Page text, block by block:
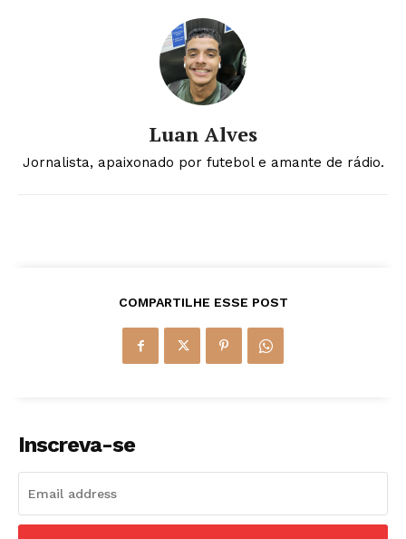
Luan Alves
Jornalista, apaixonado por futebol e amante de rádio.
COMPARTILHE ESSE POST
Inscreva-se